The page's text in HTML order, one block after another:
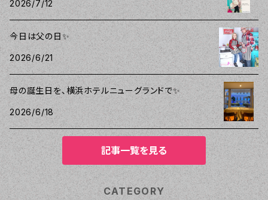
2026/7/12
今日は父の日✨
2026/6/21
母の誕生日を、横浜ホテルニューグランドで✨
2026/6/18
記事一覧を見る
CATEGORY